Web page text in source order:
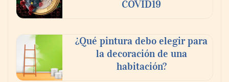
COVID19
¿Qué pintura debo elegir para
la decoración de una
habitación?